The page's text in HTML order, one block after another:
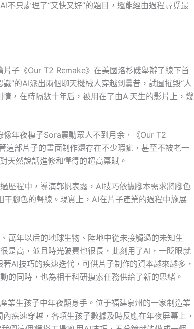
不只處理了“又快又好”的題目，還能經由過程尋覓最
子《Our T2 Remake》在美國洛杉磯舉辦了線下首
”的AI派出兩個聊天機械人穿越到曩昔，試圖摧毀“人
，在時隔數十年后，被用在了由AI天生的影片上，幾
像年夜模子Sora震動眾人不到月余，《Our T2
這部片子的畫面制作還存在不少瑕疵，甚至不被老一
天然說話進修和懂得的超高稟賦。
歷程中，導演郭帆表露，AI技巧依據腳本需求將腳色
干腳色的聲線。現實上，AI在片子產業的過程中施展
萬年以后的地球生物、陸地中從未接觸過的未知生
是高，並且時光破費也很長，此刻用了AI，一眨眼就
AI技巧的疾速迭代，可供片子制作的資本越來越多，
的同時，也為相干科研摸索任務供給了新的思緒。
業生孩子中年夜顯身手。位于福建泉州的一家制造業
疾速穿越，各項生孩子數據及時反應在年夜屏幕上，